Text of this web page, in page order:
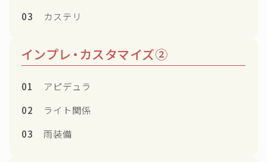
03
カステリ
インプレ・カスタマイズ②
01
アピデュラ
02
ライト関係
03
雨装備